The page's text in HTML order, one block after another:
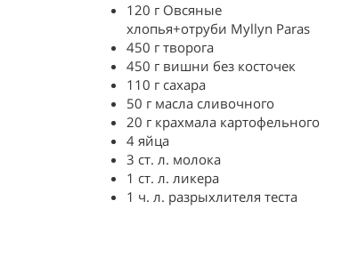
120 г Овсяные
хлопья+отруби Myllyn Paras
450 г творога
450 г вишни без косточек
110 г сахара
50 г масла сливочного
20 г крахмала картофельного
4 яйца
3 ст. л. молока
1 ст. л. ликера
1 ч. л. разрыхлителя теста